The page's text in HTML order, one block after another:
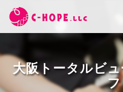
大阪トータルビ
フ